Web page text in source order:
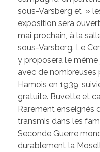
Les élus de la CCW
Les délibérations du
Les Entreprises de
Les Associations de
Permanences
Bulletins Municipaux
Cartes et Plans
Assainissement
Code de bonne
SPORT ET
Inscriptions scolaires
Assistant(e)s
ACTUALITÉS
sous-Varsberg et »
exposition sera
mai prochain, à la
sous-Varsberg. Le
y proposera le même
avec de nombreuses
Hamois en 1939,
gratuite. Buvette et
Rarement enseignés
transmis dans les
Seconde Guerre
durablement la